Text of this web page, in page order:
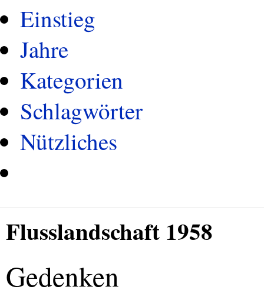
Einstieg
Jahre
Kategorien
Schlagwörter
Nützliches
Flusslandschaft 1958
Gedenken